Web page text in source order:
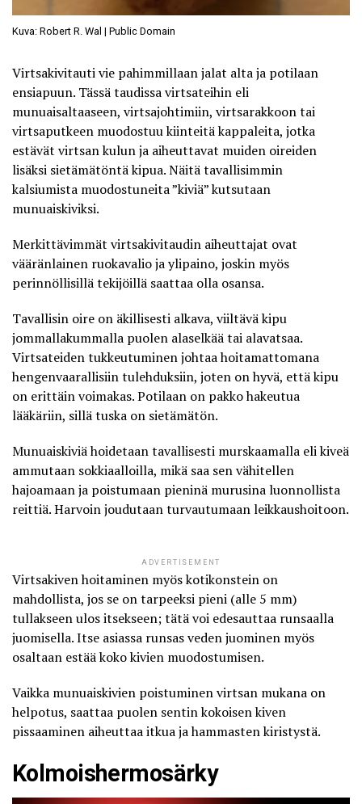
Kuva: Robert R. Wal | Public Domain
Virtsakivitautivie pahimmillaan jalat alta ja potilaan
ensiapuun. Tässä taudissa virtsateihin eli
munuaisaltaaseen, virtsajohtimiin, virtsarakkoon tai
virtsaputkeen muodostuu kiinteitä kappaleita, jotka
estävät virtsan kulun ja aiheuttavat muiden oireiden
lisäksi sietämätöntä kipua. Näitä tavallisimmin
kalsiumista muodostuneita ”kiviä” kutsutaan
munuaiskiviksi.
Merkittävimmät virtsakivitaudin aiheuttajat ovat
vääränlainen ruokavalio ja ylipaino, joskin myös
perinnöllisillä tekijöillä saattaa olla osansa.
Tavallisin oire on äkillisesti alkava, viiltävä kipu
jommallakummalla puolen alaselkää tai alavatsaa.
Virtsateiden tukkeutuminen johtaa hoitamattomana
hengenvaarallisiin tulehduksiin, joten on hyvä, että kipu
on erittäin voimakas. Potilaan on pakko hakeutua
lääkäriin, sillä tuska on sietämätön.
Munuaiskiviä hoidetaan tavallisesti murskaamalla elikiveä
ammutaan sokkiaalloilla, mikä saa sen vähitellen
hajoamaan ja poistumaan pieninä murusina luonnollista
reittiä. Harvoin joudutaan turvautumaan leikkaushoitoon.
ADVERTISEMENT
Virtsakiven hoitaminen myös kotikonstein on
mahdollista, jos se on tarpeeksi pieni (alle 5 mm)
tullakseen ulos itsekseen; tätä voi edesauttaa runsaalla
juomisella. Itse asiassa runsas veden juominen myös
osaltaan estää koko kivien muodostumisen.
Vaikka munuaiskivien poistuminen virtsan mukana on
helpotus, saattaa puolen sentin kokoisen kiven
pissaaminen aiheuttaa itkua ja hammasten kiristystä.
Kolmoishermosärky